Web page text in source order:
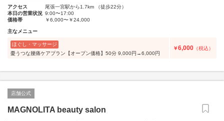
アクセス
尾張一宮駅から1.7km （徒歩22分）
本日の営業状況 9:00〜17:00
価格帯
￥6,000〜￥24,000
主なメニュー
ほぐし・マッサージ
憂うつな腰痛ケアプラン【オープン価格】50分 9,000円→6,000円
￥6,000 （税込）
店舗公式
MAGNOLITA beauty salon